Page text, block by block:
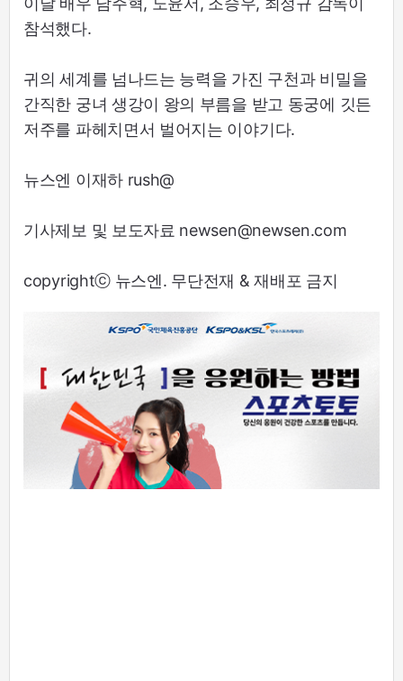
참석했다.
귀의 세계를 넘나드는 능력을 가진 구천과 비밀을
간직한 궁녀 생강이 왕의 부름을 받고 동궁에 깃든
저주를 파헤치면서 벌어지는 이야기다.
뉴스엔 이재하 rush@
기사제보 및 보도자료 newsen@newsen.com
copyrightⓒ 뉴스엔. 무단전재 & 재배포 금지